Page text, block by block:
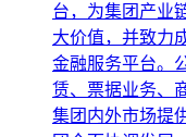
台，为集团产业
大价值，并致力
金融服务平台。
赁、票据业务、
集团内外市场提